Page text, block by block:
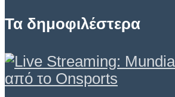
Τα δημοφιλέστερα